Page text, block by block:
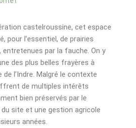
castelroussine, cet espace
pour l’essentiel, de prairies
entretenues par la fauche. On y
des plus belles frayères à
de l’Indre. Malgré le contexte
de multiples intérêts
bien préservés par le
site et une gestion agricole
années.